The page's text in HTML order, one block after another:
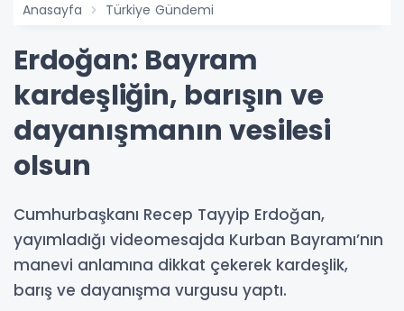
Anasayfa Türkiye Gündemi
Erdoğan: Bayram
kardeşliğin, barışın ve
dayanışmanın vesilesi
olsun
Cumhurbaşkanı Recep Tayyip Erdoğan,
yayımladığı videomesajda Kurban Bayramı’nın
manevi anlamına dikkat çekerek kardeşlik,
barış ve dayanışma vurgusu yaptı.